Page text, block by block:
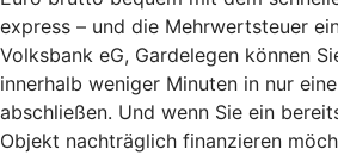
express – und die Mehrwertsteuer
Volksbank eG, Gardelegen können
innerhalb weniger Minuten in nur
abschließen. Und wenn Sie ein
Objekt nachträglich finanzieren